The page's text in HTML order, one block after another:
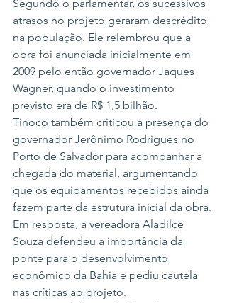
Segundo o parlamentar, os sucessivos
atrasos no projeto geraram descrédito
na população. Ele relembrou que a
obra foi anunciada inicialmente em
2009 pelo então governador Jaques
Wagner, quando o investimento
previsto era de R$ 1,5 bilhão.
Tinoco também criticou a presença do
governador Jerônimo Rodrigues no
Porto de Salvador para acompanhar a
chegada do material, argumentando
que os equipamentos recebidos ainda
fazem parte da estrutura inicial da obra.
Em resposta, a vereadora Aladilce
Souza defendeu a importância da
ponte para o desenvolvimento
econômico da Bahia e pediu cautela
nas críticas ao projeto.